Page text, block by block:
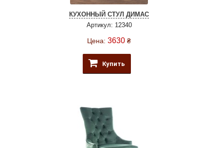
КУХОННЫЙ СТУЛ ДИМАС
Артикул: 12340
Цена: 3630 ₴
Купить